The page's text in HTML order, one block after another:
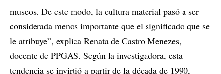
museos. De este modo, la cultura material pasó a ser
considerada menos importante que el significado que se
le atribuye”, explica Renata de Castro Menezes,
docente de PPGAS. Según la investigadora, esta
tendencia se invirtió a partir de la década de 1990,